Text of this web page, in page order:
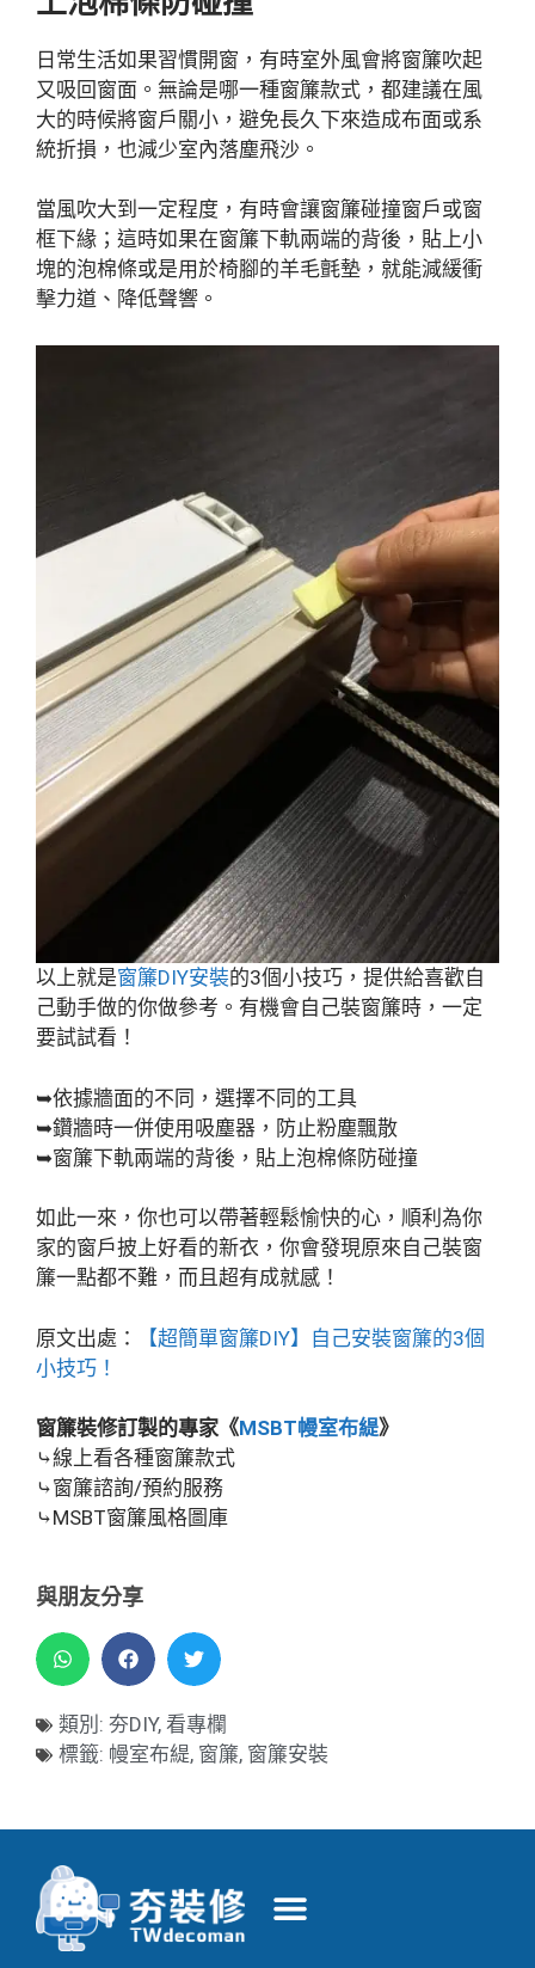
日常生活如果習慣開窗，有時室外風會將窗簾吹起
又吸回窗面。無論是哪一種窗簾款式，都建議在風
大的時候將窗戶關小，避免長久下來造成布面或系
統折損，也減少室內落塵飛沙。
當風吹大到一定程度，有時會讓窗簾碰撞窗戶或窗
框下緣；這時如果在窗簾下軌兩端的背後，貼上小
塊的泡棉條或是用於椅腳的羊毛氈墊，就能減緩衝
擊力道、降低聲響。
以上就是窗簾DIY安裝的3個小技巧，提供給喜歡自
己動手做的你做參考。有機會自己裝窗簾時，一定
要試試看！
➥依據牆面的不同，選擇不同的工具
➥鑽牆時一併使用吸塵器，防止粉塵飄散
➥窗簾下軌兩端的背後，貼上泡棉條防碰撞
如此一來，你也可以帶著輕鬆愉快的心，順利為你
家的窗戶披上好看的新衣，你會發現原來自己裝窗
簾一點都不難，而且超有成就感！
原文出處：
【超簡單窗簾DIY】自己安裝窗簾的3個
小技巧！
窗簾裝修訂製的專家《MSBT幔室布緹》
⤷線上看各種窗簾款式
⤷窗簾諮詢/預約服務
⤷MSBT窗簾風格圖庫
與朋友分享
類別: 夯DIY, 看專欄
標籤: 幔室布緹, 窗簾, 窗簾安裝